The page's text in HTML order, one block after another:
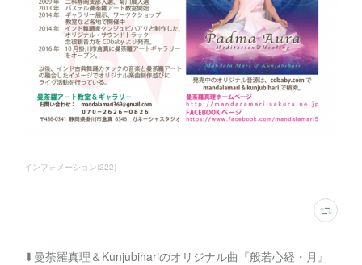
インフォメーション(222)
⬇︎曼荼羅真理＆Kunjubihariのオリジナル曲『般若心経・月』